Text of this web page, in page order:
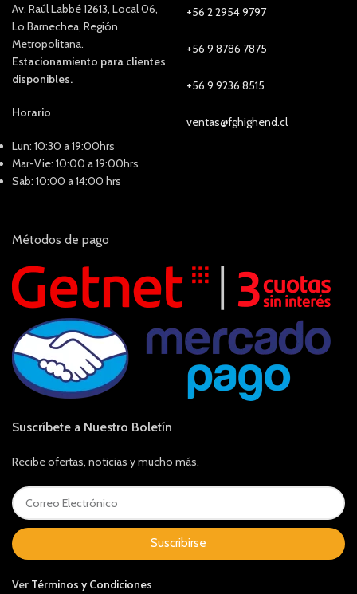
Av. Raúl Labbé 12613, Local 06,
Lo Barnechea, Región
Metropolitana.
Estacionamiento para clientes
disponibles.
Horario
Lun: 10:30 a 19:00hrs
Mar-Vie: 10:00 a 19:00hrs
Sab: 10:00 a 14:00 hrs
+56 2 2954 9797
+56 9 8786 7875
+56 9 9236 8515
ventas@fghighend.cl
Métodos de pago
Suscríbete a Nuestro Boletín
Recibe ofertas, noticias y mucho más.
Suscribirse
Ver Términos y Condiciones